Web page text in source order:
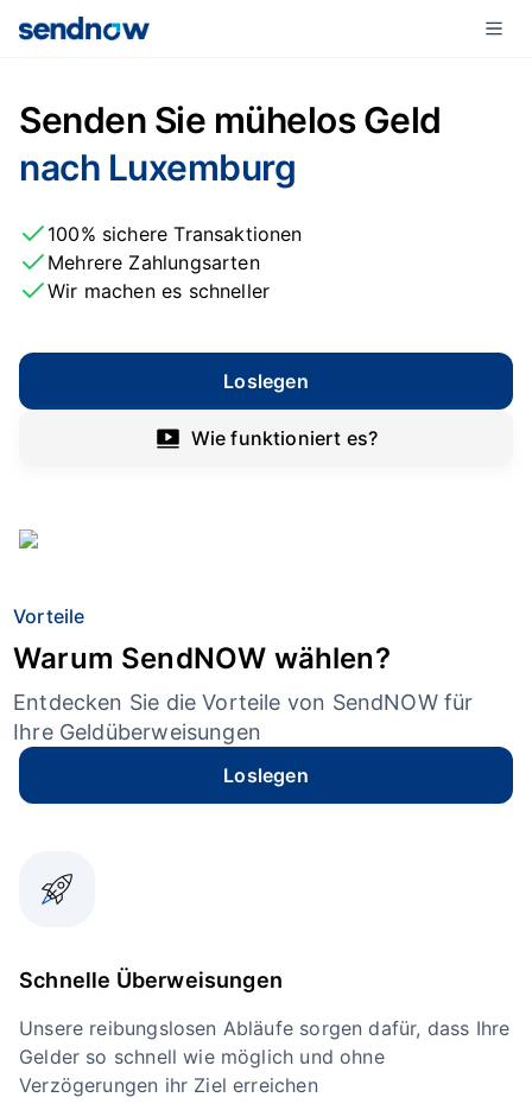
Senden Sie mühelos Geld
nach Luxemburg
100% sichere Transaktionen
Mehrere Zahlungsarten
Wir machen es schneller
Loslegen
Wie funktioniert es?
Vorteile
Warum SendNOW wählen?
Entdecken Sie die Vorteile von SendNOW für
Ihre Geldüberweisungen
Loslegen
Schnelle Überweisungen
Unsere reibungslosen Abläufe sorgen dafür, dass Ihre
Gelder so schnell wie möglich und ohne
Verzögerungen ihr Ziel erreichen